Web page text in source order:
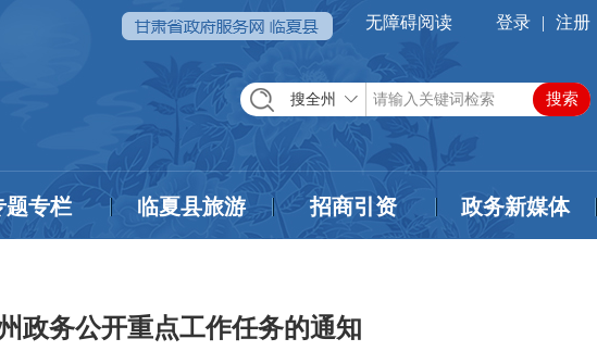
无障碍阅读 登录 | 注册
搜全州
题专栏 临夏县旅游 招商引资 政务新媒体
政务公开重点工作任务的通知